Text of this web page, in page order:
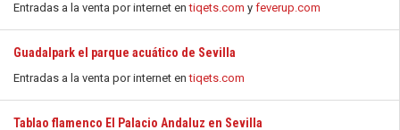
Entradas a la venta por internet entiqets.com y feverup.com
Guadalpark el parque acuático de Sevilla
Entradas a la venta por internet entiqets.com
Tablao flamenco El Palacio Andaluz en Sevilla